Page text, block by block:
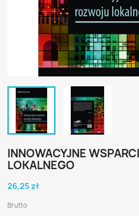
INNOWACYJNE
LOKALNEGO
26,25 zł
Brutto